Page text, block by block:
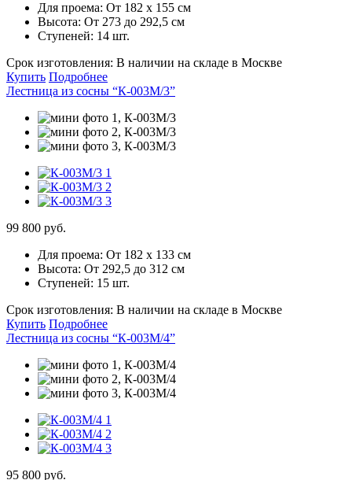
Для проема: От 182 х 155 см
Высота: От 273 до 292,5 см
Ступеней: 14 шт.
Срок изготовления: В наличии на складе в Москве
Купить Подробнее
Лестница из сосны “К-003М/3”
99 800 руб.
Для проема: От 182 х 133 см
Высота: От 292,5 до 312 см
Ступеней: 15 шт.
Срок изготовления: В наличии на складе в Москве
Купить Подробнее
Лестница из сосны “К-003М/4”
95 800 руб.